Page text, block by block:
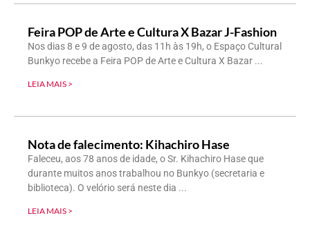
Feira POP de Arte e Cultura X Bazar J-Fashion
Nos dias 8 e 9 de agosto, das 11h às 19h, o Espaço Cultural
Bunkyo recebe a Feira POP de Arte e Cultura X Bazar
LEIA MAIS >
Nota de falecimento: Kihachiro Hase
Faleceu, aos 78 anos de idade, o Sr. Kihachiro Hase que
durante muitos anos trabalhou no Bunkyo (secretaria e
biblioteca). O velório será neste dia
LEIA MAIS >